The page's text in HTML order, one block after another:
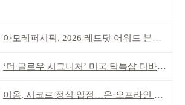
아모레퍼시픽, 2026 레드닷 어워드 본상 2개 수상
‘더 글로우 시그니처’ 미국 틱톡샵 디바이스 부문 1위
이옴, 시코르 정식 입점…온·오프라인 유통망 확대